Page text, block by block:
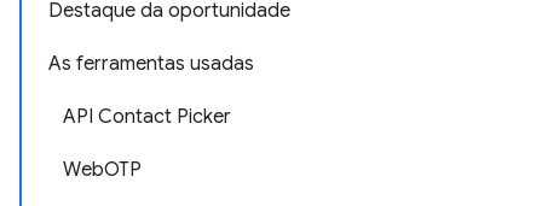
Destaque da oportunidade
As ferramentas usadas
API Contact Picker
WebOTP